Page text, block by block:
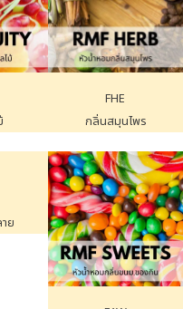
ญิง
FMI
กลิ่นผสมใหม่
ศ
FES
น้ำมันหอมระเหย